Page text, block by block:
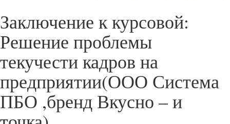
Заключение к курсовой:
Решение проблемы
текучести кадров на
предприятии(ООО Система
ПБО ,бренд Вкусно – и